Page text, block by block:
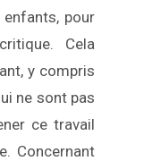
enfants, pour
Cela
y compris
ne sont pas
ce travail
Concernant